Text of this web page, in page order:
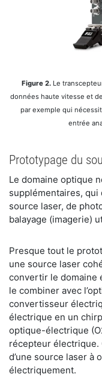
Figure 2. Le
données haute vitesse et
par exemple qui
entrée
Prototypage du
Le domaine optique
supplémentaires,
source laser, de
balayage (imagerie)
Presque tout le
une source laser
convertir le domaine
le combiner avec
convertisseur
électrique en un
optique-électrique
récepteur électrique.
d’une source laser à
électriquement.